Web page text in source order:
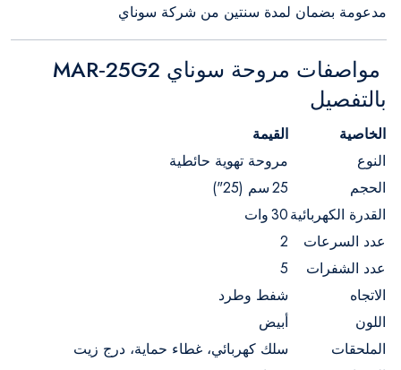
مدعومة بضمان لمدة سنتين من شركة سوناي
مواصفات مروحة سوناي MAR‑25G2
بالتفصيل
الخاصية
القيمة
النوع
مروحة تهوية حائطية
الحجم
25 سم (25")
القدرة الكهربائية30 وات
عدد السرعات
2
عدد الشفرات
5
الاتجاه
شفط وطرد
اللون
أبيض
الملحقات
سلك كهربائي، غطاء حماية، درج زيت